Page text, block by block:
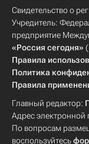
Свидетельство о
Учредитель:
предприятие
«Россия сегодня»
Правила
Политика
Правила
Главный редактор:
Адрес электронной
По вопросам
воспользуйтесь